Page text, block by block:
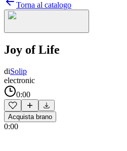
Torna al catalogo
Joy of Life
diSolip
electronic
0:00
Acquista brano
0:00